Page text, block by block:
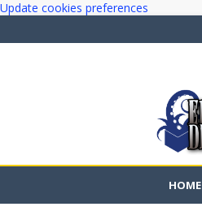
Update cookies preferences
HOME